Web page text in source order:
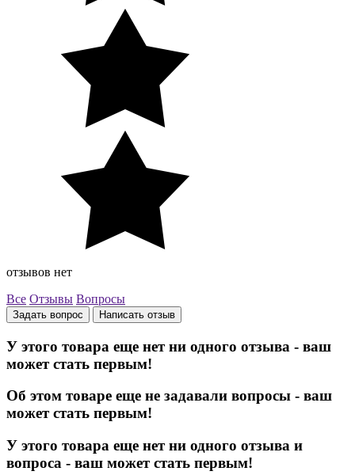
отзывов нет
Все Отзывы Вопросы
Задать вопрос Написать отзыв
У этого товара еще нет ни одного отзыва - ваш
может стать первым!
Об этом товаре еще не задавали вопросы - ваш
может стать первым!
У этого товара еще нет ни одного отзыва и
вопроса - ваш может стать первым!